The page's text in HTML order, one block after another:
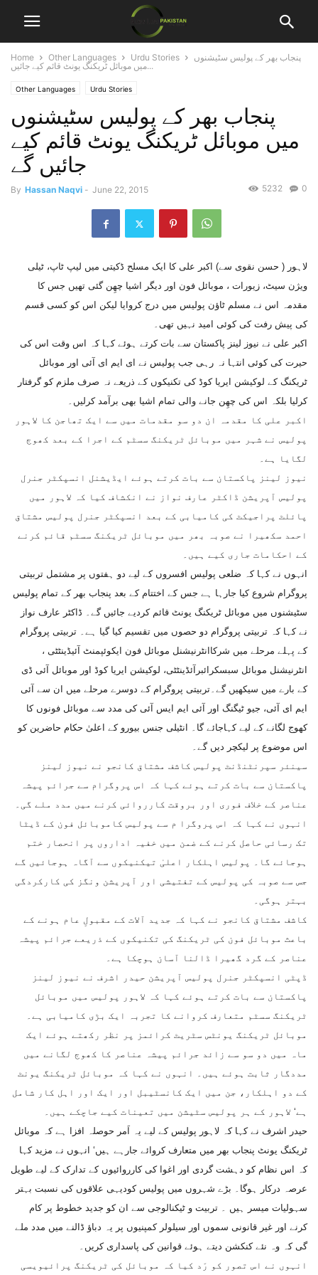
Home Other Languages Urdu Stories
پنجاب بھر کے پولیس سٹیشنوں
میں موبائل ٹریکنگ یونٹ قائم کیے جائیں...
Other Languages Urdu Stories
پنجاب بھر کے پولیس سٹیشنوں
میں موبائل ٹریکنگ یونٹ قائم کیے
جائیں گے
By Hassan Naqvi - June 22, 2015 0
5232
لاہور ( حسن نقوی سے) اکبر علی کا ایک مسلح ڈکیتی میں لیپ ٹاپ، ٹیلی
ویژن سیٹ، زیورات ، موبائل فون اور دیگر اشیا چھِن گئی تھیں جس کا
مقدمہ اس نے مسلم ٹاؤن پولیس میں درج کروایا لیکن اس کو کسی قسم
کی پیش رفت کی کوئی امید نہیں تھی۔
اکبر علی نے نیوز لینز پاکستان سے بات کرتے ہوئے کہا کہ اس وقت اس کی
حیرت کی کوئی انتہا نہ رہی جب پولیس نے ای ایم ای آئی اور موبائل
ٹریکنگ کے لوکیشن ایریا کوڈ کی تکنیکوں کے ذریعے نہ صرف ملزم کو گرفتار
کرلیا بلکہ اس کی چھِن جانے والی تمام اشیا بھی برآمد کرلیں۔
اکبر علی کا مقدمہ ان دو سو مقدمات میں سے ایک تھاجن کا لاہور
پولیس نے شہر میں موبائل ٹریکنگ سسٹم کے اجرا کے بعد کھوج
لگایا ہے۔
نیوز لینز پاکستان سے بات کرتے ہوئے ایڈیشنل انسپکٹر جنرل
پولیس آپریشن ڈاکٹر عارف نواز نے انکشاف کیا کہ لاہور میں
پائلٹ پراجیکٹ کی کامیابی کے بعد انسپکٹر جنرل پولیس مشتاق
احمد سکھیرا نے صوبہ بھر میں موبائل ٹریکنگ سسٹم قائم کرنے
کے احکامات جاری کیے ہیں۔
انہوں نے کہا کہ ضلعی پولیس افسروں کے لیے دو ہفتوں پر مشتمل تربیتی
پروگرام شروع کیا جارہا ہے جس کے اختتام کے بعد پنجاب بھر کے تمام پولیس
سٹیشنوں میں موبائل ٹریکنگ یونٹ قائم کردیے جائیں گے۔ ڈاکٹر عارف نواز
نے کہا کہ تربیتی پروگرام دو حصوں میں تقسیم کیا گیا ہے۔ تربیتی پروگرام
کے پہلے مرحلے میں شرکاانٹرنیشنل موبائل فون ایکوئپمنٹ آئیڈینٹٹی ،
انٹرنیشنل موبائل سبسکرائبرآئڈینٹٹی، لوکیشن ایریا کوڈ اور موبائل آئی ڈی
کے بارے میں سیکھیں گے۔تربیتی پروگرام کے دوسرے مرحلے میں ان سے آئی
ایم ای آئی، جیو ٹیگنگ اور آئی ایم ایس آئی کی مدد سے موبائل فونوں کا
کھوج لگانے کے لیے کہاجائے گا۔ انٹیلی جنس بیورو کے اعلیٰ حکام حاضرین کو
اس موضوع پر لیکچر دیں گے۔
سینئر سپرنٹنڈنٹ پولیس کاشف مشتاق کانجو نے نیوز لینز
پاکستان سے بات کرتے ہوئے کہا کہ اس پروگرام سے جرائم پیشہ
عناصر کے خلاف فوری اور بروقت کارروائی کرنے میں مدد ملے گی۔
انہوں نے کہا کہ اس پروگرا م سے پولیس کاموبائل فون کے ڈیٹا
تک رسائی حاصل کرنے کے ضمن میں خفیہ اداروں پر انحصار ختم
ہوجائے گا۔ پولیس اہلکار اعلیٰ تیکنیکوں سے آگاہ ہوجائیں گے
جس سے صوبہ کی پولیس کے تفتیشی اور آپریشن ونگز کی کارکردگی
بہتر ہوگی۔
کاشف مشتاق کانجو نے کہا کہ جدید آلات کے مقبولِ عام ہونے کے
باعث موبائل فون کی ٹریکنگ کی تکنیکوں کے ذریعے جرائم پیشہ
عناصر کے گرد گھیرا ڈالنا آسان ہوچکا ہے۔
ڈپٹی انسپکٹر جنرل پولیس آپریشن حیدر اشرف نے نیوز لینز
پاکستان سے بات کرتے ہوئے کہا کہ لاہور پولیس میں موبائل
ٹریکنگ سسٹم متعارف کروانے کا تجربہ ایک بڑی کامیابی ہے۔
موبائل ٹریکنگ یونٹس سٹریٹ کرائمز پر نظر رکھتے ہوئے ایک
ماہ میں دو سو سے زائد جرائم پیشہ عناصر کا کھوج لگانے میں
مددگار ثابت ہوئے ہیں۔ انہوں نے کہا کہ موبائل ٹریکنگ یونٹ
کے دو اہلکار، جن میں ایک کانسٹیبل اور ایک اور اہل کار شامل
ہے‘ لاہور کے ہر پولیس سٹیشن میں تعینات کیے جاچکے ہیں۔
حیدر اشرف نے کہا کہ لاہور پولیس کے لیے یہ اَمر حوصلہ افزا ہے کہ موبائل
ٹریکنگ یونٹ پنجاب بھر میں متعارف کروائے جارہے ہیں‘ انہوں نے مزید کہا
کہ اس نظام کو دہشت گردی اور اغوا کی کارروائیوں کے تدارک کے لیے طویل
عرصہ درکار ہوگا۔ بڑے شہروں میں پولیس کودیہی علاقوں کی نسبت بہتر
سہولیات میسر ہیں ۔ تربیت و ٹیکنالوجی سے ان کو جدید خطوط پر کام
کرنے اور غیر قانونی سموں اور سیلولر کمپنیوں پر یہ دباؤ ڈالنے میں مدد ملے
گی کہ وہ نئے کنکشن دیتے ہوئے قوانین کی پاسداری کریں۔
انہوں نے اس تصور کو رَد کیا کہ موبائل کی ٹریکنگ پرائیویسی